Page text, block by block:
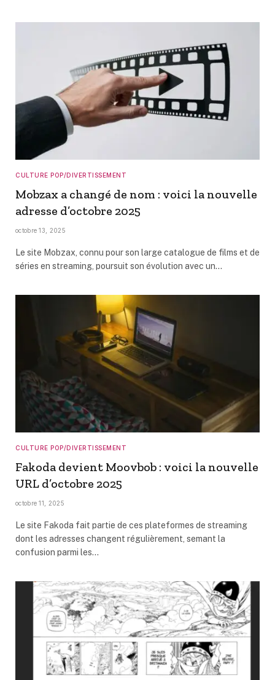
CULTURE POP/DIVERTISSEMENT
Mobzax a changé de nom : voici la nouvelle
adresse d’octobre 2025
octobre 13, 2025
Le site Mobzax, connu pour son large catalogue de films et de
séries en streaming, poursuit son évolution avec un…
CULTURE POP/DIVERTISSEMENT
Fakoda devient Moovbob : voici la nouvelle
URL d’octobre 2025
octobre 11, 2025
Le site Fakoda fait partie de ces plateformes de streaming
dont les adresses changent régulièrement, semant la
confusion parmi les…